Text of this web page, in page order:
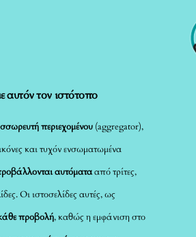
αυτόν τον ιστότοπο
περιεχομένου (aggregator),
και τυχόν ενσωματωμένα
αυτόματααπό τρίτες,
Οι ιστοσελίδες αυτές, ως
προβολή, καθώς η εμφάνιση στο